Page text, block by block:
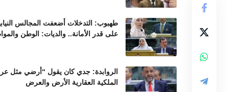
طهبوب: التدخلات أضعفت المجالس
على قدر الأمانة.. والديات: الوطن
الروابدة: جدي كان يقول “أرضي مثل
الملكية العقارية الأرض والعرض